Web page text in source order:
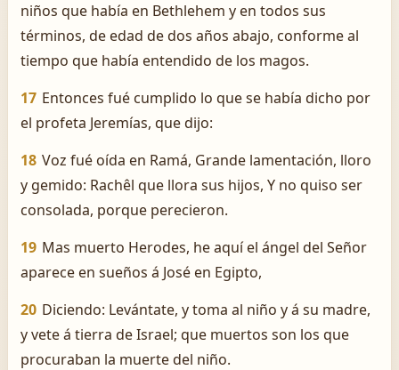
niños que había en Bethlehem y en todos sus
términos, de edad de dos años abajo, conforme al
tiempo que había entendido de los magos.
17 Entonces fué cumplido lo que se había dicho por
el profeta Jeremías, que dijo:
18 Voz fué oída en Ramá, Grande lamentación, lloro
y gemido: Rachêl que llora sus hijos, Y no quiso ser
consolada, porque perecieron.
19 Mas muerto Herodes, he aquí el ángel del Señor
aparece en sueños á José en Egipto,
20 Diciendo: Levántate, y toma al niño y á su madre,
y vete á tierra de Israel; que muertos son los que
procuraban la muerte del niño.